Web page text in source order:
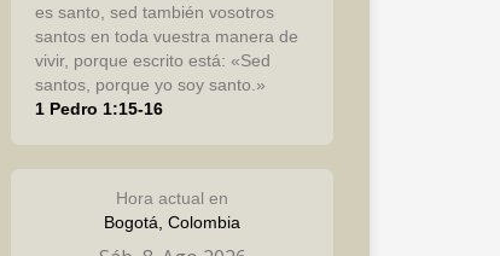
es santo, sed también vosotros
santos en toda vuestra manera de
vivir, porque escrito está: «Sed
santos, porque yo soy santo.»
1 Pedro 1:15-16
Hora actual en
Bogotá, Colombia